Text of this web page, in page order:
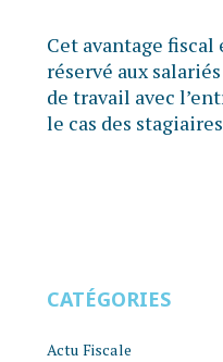
Cet avantage
réservé aux
de travail avec
le cas des
CATÉGORIES
Actu Fiscale